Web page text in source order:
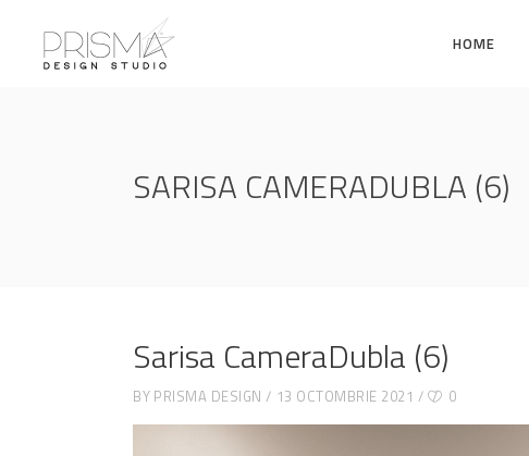
HOME
SARISA CAMERADUBLA (6)
Sarisa CameraDubla (6)
BY PRISMA DESIGN 13 OCTOMBRIE 2021 0